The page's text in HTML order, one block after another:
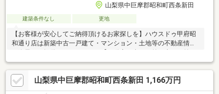
山梨県中巨摩郡昭和町西条新田
建築条件なし 更地
【お客様が安心してご納得頂けるお家探しを】ハウスドゥ甲府昭
和通り店は新築中古一戸建て・マンション・土地等の不動産情報
しない】このテーマを第1に誠実かつ真摯に向き合い当店舗に関わ
る全てのお客様が幸せにお取引出来るようお約束致します。お家
のご購入は物件探しだけでなく、住宅ローン、リフォーム、火災
保険、お引越し等多々に渡るお手続きが必要です。全てのお手続
山梨県中巨摩郡昭和町西条新田 1,166万円